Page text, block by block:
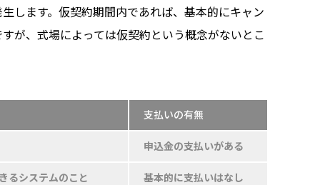
します。仮契約期間内であれば、基本的にキャン
が、式場によっては仮契約という概念がないとこ
支払いの有無
申込金の支払いがある
るシステムのこと 基本的に支払いはなし